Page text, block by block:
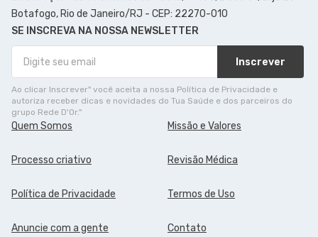
Botafogo, Rio de Janeiro/RJ - CEP: 22270-010
SE INSCREVA NA NOSSA NEWSLETTER
Inscrever
Ao clicar Inscrever" você aceita a nossa Política de Privacidade e
autoriza receber dicas e novidades do Tua Saúde e dos parceiros do
grupo Rede D'Or."
Quem Somos Missão e Valores
Processo criativo Revisão Médica
Política de Privacidade Termos de Uso
Anuncie com a gente Contato